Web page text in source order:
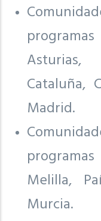
Cataluña,
Madrid.
Melilla,
Murcia.